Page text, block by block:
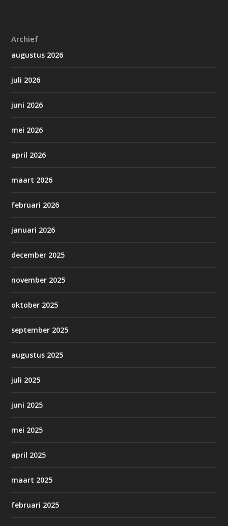
Archief
augustus 2026
juli 2026
juni 2026
mei 2026
april 2026
maart 2026
februari 2026
januari 2026
december 2025
november 2025
oktober 2025
september 2025
augustus 2025
juli 2025
juni 2025
mei 2025
april 2025
maart 2025
februari 2025